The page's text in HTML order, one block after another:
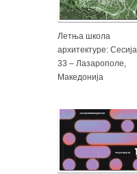
Летња школа
архитектуре: Сесија
33 – Лазарополе,
Македонија